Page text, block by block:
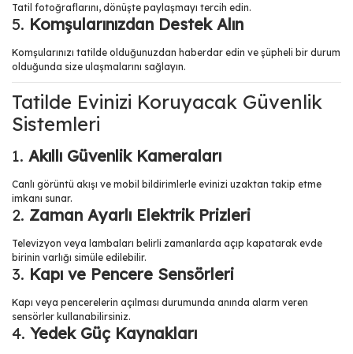
Tatil fotoğraflarını, dönüşte paylaşmayı tercih edin.
5. Komşularınızdan Destek Alın
Komşularınızı tatilde olduğunuzdan haberdar edin ve şüpheli bir durum
olduğunda size ulaşmalarını sağlayın.
Tatilde Evinizi Koruyacak Güvenlik
Sistemleri
1. Akıllı Güvenlik Kameraları
Canlı görüntü akışı ve mobil bildirimlerle evinizi uzaktan takip etme
imkanı sunar.
2. Zaman Ayarlı Elektrik Prizleri
Televizyon veya lambaları belirli zamanlarda açıp kapatarak evde
birinin varlığı simüle edilebilir.
3. Kapı ve Pencere Sensörleri
Kapı veya pencerelerin açılması durumunda anında alarm veren
sensörler kullanabilirsiniz.
4. Yedek Güç Kaynakları